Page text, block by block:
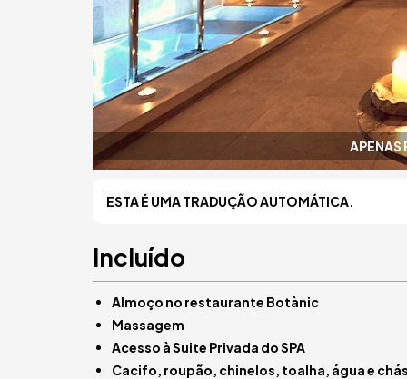
APENAS
ESTA É UMA TRADUÇÃO AUTOMÁTICA.
Incluído
Almoço no restaurante Botànic
Massagem
Acesso à Suite Privada do SPA
Cacifo, roupão, chinelos, toalha, água e chás